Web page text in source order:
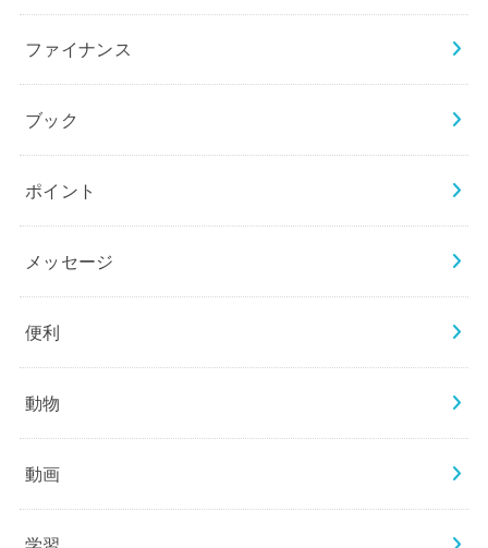
ファイナンス
ブック
ポイント
メッセージ
便利
動物
動画